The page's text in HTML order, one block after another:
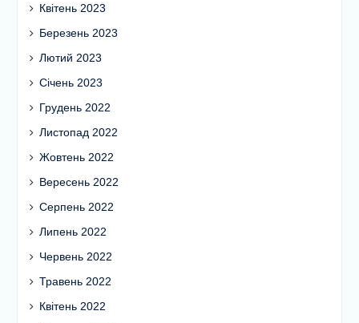
Квітень 2023
Березень 2023
Лютий 2023
Січень 2023
Грудень 2022
Листопад 2022
Жовтень 2022
Вересень 2022
Серпень 2022
Липень 2022
Червень 2022
Травень 2022
Квітень 2022